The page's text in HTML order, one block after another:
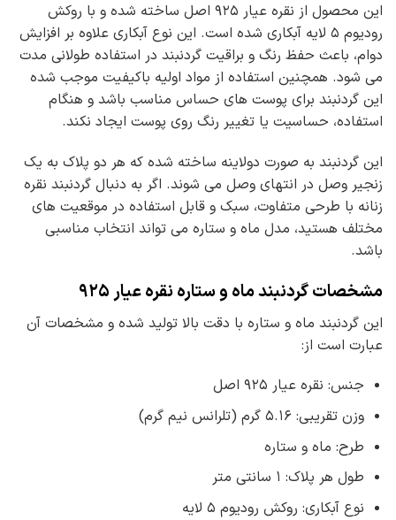
این محصول از نقره عیار ۹۲۵ اصل ساخته شده و با روکش
رودیوم ۵ لایه آبکاری شده است. این نوع آبکاری علاوه بر افزایش
دوام، باعث حفظ رنگ و براقیت گردنبند در استفاده طولانی مدت
می شود. همچنین استفاده از مواد اولیه باکیفیت موجب شده
این گردنبند برای پوست های حساس مناسب باشد و هنگام
استفاده، حساسیت یا تغییر رنگ روی پوست ایجاد نکند.
این گردنبند به صورت دولاینه ساخته شده که هر دو پلاک به یک
زنجیر وصل در انتهای وصل می شوند. اگر به دنبال گردنبند نقره
زنانه با طرحی متفاوت، سبک و قابل استفاده در موقعیت های
مختلف هستید، مدل ماه و ستاره می تواند انتخاب مناسبی
باشد.
مشخصات گردنبند ماه و ستاره نقره عیار ۹۲۵
این گردنبند ماه و ستاره با دقت بالا تولید شده و مشخصات آن
عبارت است از:
جنس: نقره عیار ۹۲۵ اصل
وزن تقریبی: ۵.۱۶ گرم (تلرانس نیم گرم)
طرح: ماه و ستاره
طول هر پلاک: ۱ سانتی متر
نوع آبکاری: روکش رودیوم ۵ لایه